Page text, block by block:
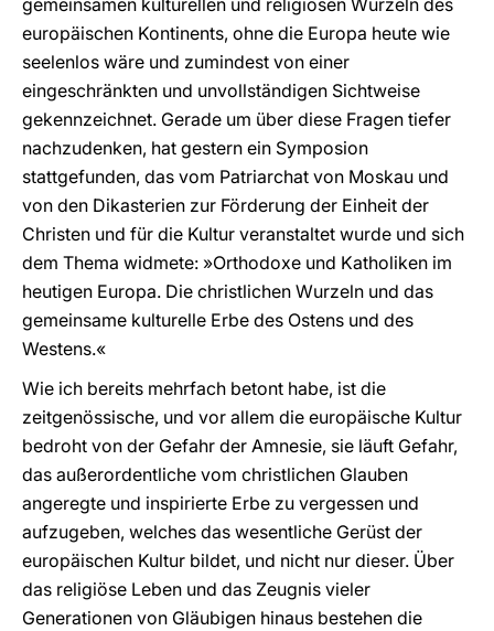
gemeinsamen kulturellen und religiösen Wurzeln des
europäischen Kontinents, ohne die Europa heute wie
seelenlos wäre und zumindest von einer
eingeschränkten und unvollständigen Sichtweise
gekennzeichnet. Gerade um über diese Fragen tiefer
nachzudenken, hat gestern ein Symposion
stattgefunden, das vom Patriarchat von Moskau und
von den Dikasterien zur Förderung der Einheit der
Christen und für die Kultur veranstaltet wurde und sich
dem Thema widmete: »Orthodoxe und Katholiken im
heutigen Europa. Die christlichen Wurzeln und das
gemeinsame kulturelle Erbe des Ostens und des
Westens.«
Wie ich bereits mehrfach betont habe, ist die
zeitgenössische, und vor allem die europäische Kultur
bedroht von der Gefahr der Amnesie, sie läuft Gefahr,
das außerordentliche vom christlichen Glauben
angeregte und inspirierte Erbe zu vergessen und
aufzugeben, welches das wesentliche Gerüst der
europäischen Kultur bildet, und nicht nur dieser. Über
das religiöse Leben und das Zeugnis vieler
Generationen von Gläubigen hinaus bestehen die